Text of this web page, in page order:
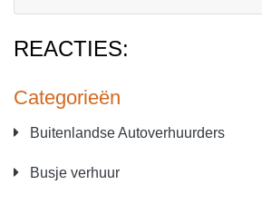
Categorieën
Buitenlandse Autoverhuurders
Busje verhuur
REACTIES: